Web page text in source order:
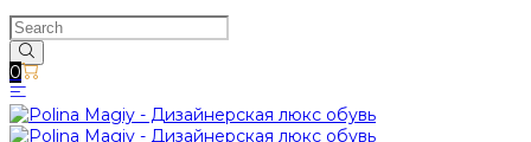
0